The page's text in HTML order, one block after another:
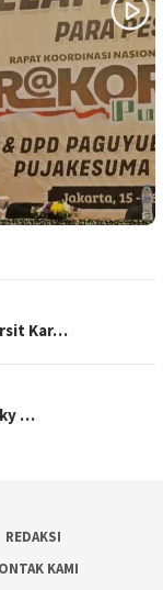
Kar…
…
REDAKSI
KAMI